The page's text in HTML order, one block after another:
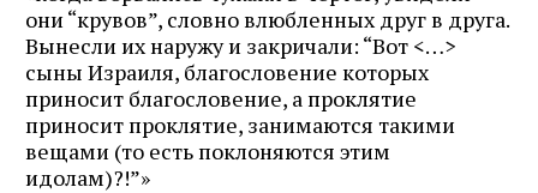
они “крувов”, словно влюбленных друг в друга.
Вынесли их наружу и закричали: “Вот <…>
сыны Израиля, благословение которых
приносит благословение, а проклятие
приносит проклятие, занимаются такими
вещами (то есть поклоняются этим
идолам)?!”»